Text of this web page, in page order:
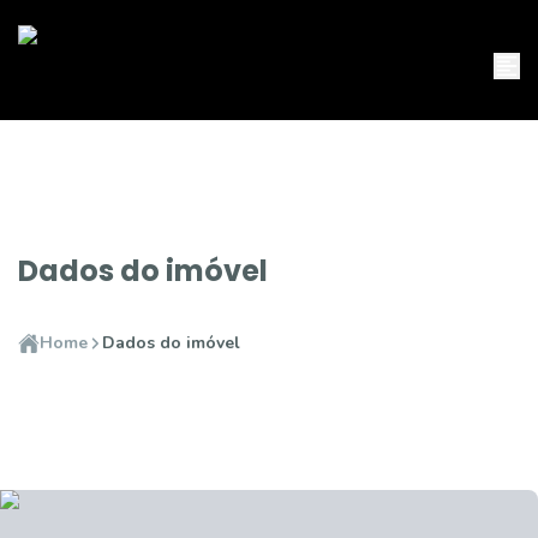
Dados do imóvel
Home Dados do imóvel